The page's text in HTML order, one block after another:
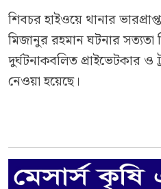
শিবচর হাইওয়ে থানার
মিজানুর রহমান ঘটনার সত্যতা
দুর্ঘটনাকবলিত প্রাইভেটকার ও
নেওয়া হয়েছে।